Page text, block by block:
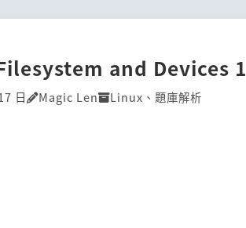
and Devices 1
日 Magic Len Linux 、 題庫解析